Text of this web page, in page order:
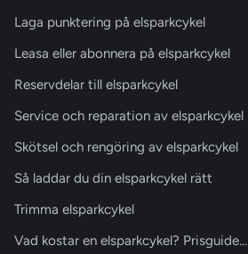
Laga punktering på elsparkcykel
Leasa eller abonnera på elsparkcykel
Reservdelar till elsparkcykel
Service och reparation av elsparkcykel
Skötsel och rengöring av elsparkcykel
Så laddar du din elsparkcykel rätt
Trimma elsparkcykel
Vad kostar en elsparkcykel? Prisguide…